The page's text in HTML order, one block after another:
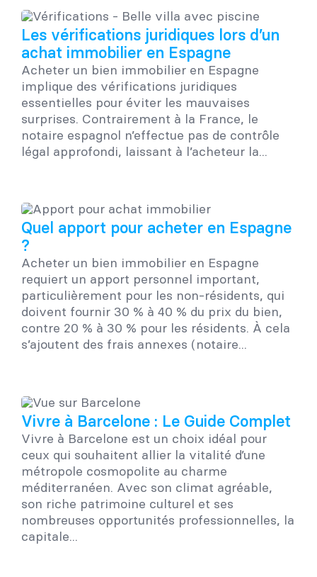
Les vérifications juridiques lors d’un
achat immobilier en Espagne
Acheter un bien immobilier en Espagne
implique des vérifications juridiques
essentielles pour éviter les mauvaises
surprises. Contrairement à la France, le
notaire espagnol n’effectue pas de contrôle
légal approfondi, laissant à l’acheteur la...
Quel apport pour acheter en Espagne
?
Acheter un bien immobilier en Espagne
requiert un apport personnel important,
particulièrement pour les non-résidents, qui
doivent fournir 30 % à 40 % du prix du bien,
contre 20 % à 30 % pour les résidents. À cela
s’ajoutent des frais annexes (notaire...
Vivre à Barcelone : Le Guide Complet
Vivre à Barcelone est un choix idéal pour
ceux qui souhaitent allier la vitalité d’une
métropole cosmopolite au charme
méditerranéen. Avec son climat agréable,
son riche patrimoine culturel et ses
nombreuses opportunités professionnelles, la
capitale...